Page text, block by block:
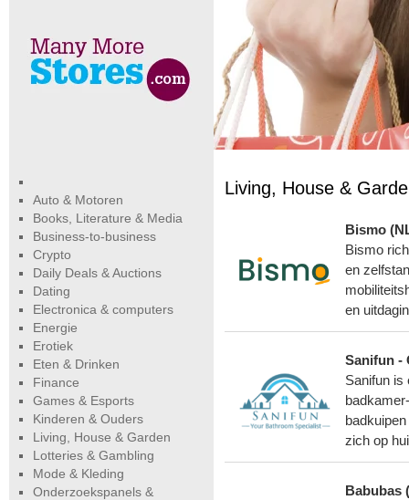
Living, House &
Bismo
Bismo
en
en
Sanifun -
Sanifun is
zich op
Babubas
Auto & Motoren
Books, Literature & Media
Business-to-business
Crypto
Daily Deals & Auctions
Dating
Electronica & computers
Energie
Erotiek
Eten & Drinken
Finance
Games & Esports
Kinderen & Ouders
Living, House & Garden
Lotteries & Gambling
Mode & Kleding
Onderzoekspanels &